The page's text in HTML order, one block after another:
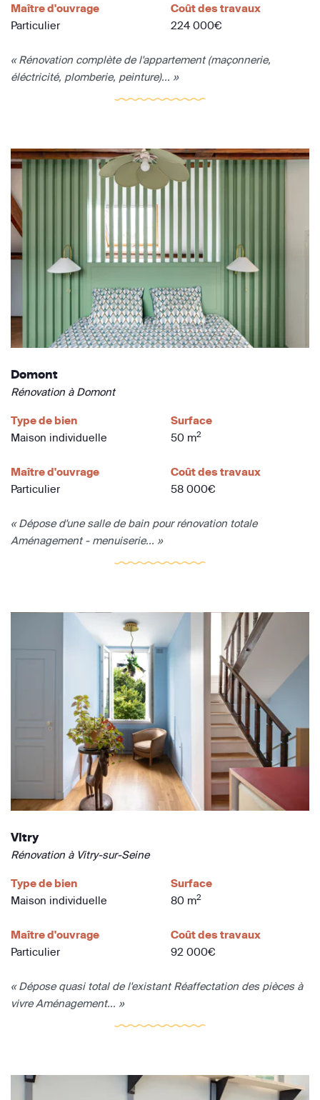
Maître d'ouvrage
Particulier
Coût des travaux
224 000€
« Rénovation complète de l'appartement (maçonnerie,
éléctricité, plomberie, peinture)... »
Domont
Rénovation à Domont
Type de bien
Maison individuelle
Surface
50 m2
Maître d'ouvrage
Particulier
Coût des travaux
58 000€
« Dépose d'une salle de bain pour rénovation totale
Aménagement - menuiserie... »
Vitry
Rénovation à Vitry-sur-Seine
Type de bien
Maison individuelle
Surface
80 m2
Maître d'ouvrage
Particulier
Coût des travaux
92 000€
« Dépose quasi total de l'existant Réaffectation des pièces à
vivre Aménagement... »